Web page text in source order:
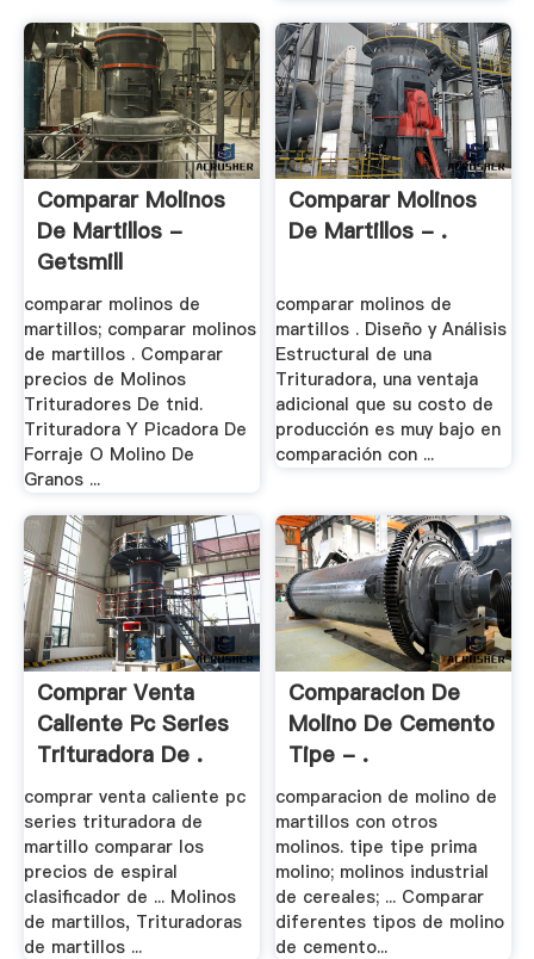
Comparar Molinos
De Martillos -
Getsmill
comparar molinos de
martillos; comparar molinos
de martillos . Comparar
precios de Molinos
Trituradores De tnid.
Trituradora Y Picadora De
Forraje O Molino De
Granos ...
Comparar Molinos
De Martillos - .
comparar molinos de
martillos . Diseño y Análisis
Estructural de una
Trituradora, una ventaja
adicional que su costo de
producción es muy bajo en
comparación con ...
Comprar Venta
Caliente Pc Series
Trituradora De .
comprar venta caliente pc
series trituradora de
martillo comparar los
precios de espiral
clasificador de ... Molinos
de martillos, Trituradoras
de martillos ...
Comparacion De
Molino De Cemento
Tipe - .
comparacion de molino de
martillos con otros
molinos. tipe tipe prima
molino; molinos industrial
de cereales; ... Comparar
diferentes tipos de molino
de cemento...